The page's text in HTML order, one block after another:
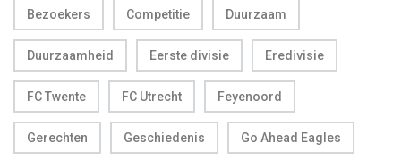
Bezoekers Competitie Duurzaam
Duurzaamheid Eerste divisie Eredivisie
FC Twente FC Utrecht Feyenoord
Gerechten Geschiedenis Go Ahead Eagles